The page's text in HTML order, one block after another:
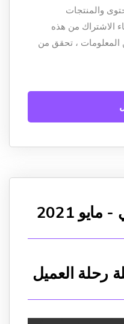
والمنتجات
الاشتراك من هذه
المعلومات ، تحقق من
2021